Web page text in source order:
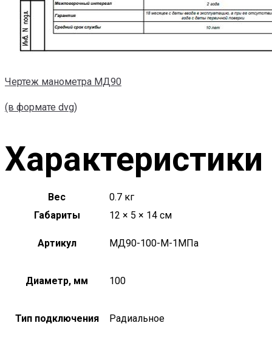
Чертеж манометра МД90
(в формате dvg)
Характеристики
Вес
0.7 кг
Габариты
12 × 5 × 14 см
Артикул МД90-100-М-1МПа
Диаметр, мм 100
Тип подключения Радиальное